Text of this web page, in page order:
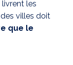
livrent les
villes doit
que le